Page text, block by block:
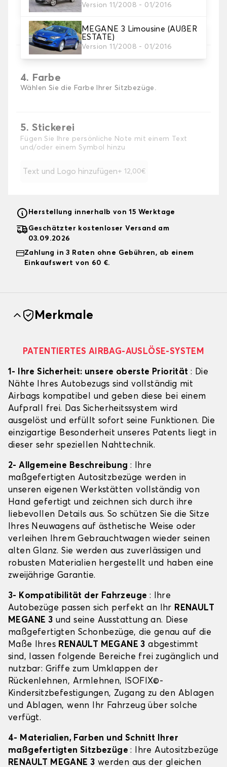
Version 11/2008 - 01/2016
MEGANE 3 Limousine (AUßER
ESTATE)
Version 11/2008 - 01/2016
3. Material
Wählen Sie das Material für Ihre Bezüge.
4. Farbe
Wählen Sie die Farbe Ihrer Sitzbezüge.
5. Stickerei
Fügen Sie Ihre persönliche Note mit einem Text
und/oder einem Symbol hinzu
Text und Logo hinzufügen + 12,00€
Herstellung innerhalb von 15 Werktage
Geschätzter kostenloser Versand am
03.09.2026
Zahlung in 3 Raten ohne Gebühren, ab einem
Einkaufswert von 60 €.
Merkmale
PATENTIERTES AIRBAG-AUSLÖSE-SYSTEM
1- Ihre Sicherheit: unsere oberste Priorität : Die
Nähte Ihres Autobezugs sind vollständig mit
Airbags kompatibel und geben diese bei einem
Aufprall frei. Das Sicherheitssystem wird
ausgelöst und erfüllt sofort seine Funktionen. Die
einzigartige Besonderheit unseres Patents liegt in
dieser sehr speziellen Nahttechnik.
2- Allgemeine Beschreibung : Ihre
maßgefertigten Autositzbezüge werden in
unseren eigenen Werkstätten vollständig von
Hand gefertigt und zeichnen sich durch ihre
liebevollen Details aus. So schützen Sie die Sitze
Ihres Neuwagens auf ästhetische Weise oder
verleihen Ihrem Gebrauchtwagen wieder seinen
alten Glanz. Sie werden aus zuverlässigen und
robusten Materialien hergestellt und haben eine
zweijährige Garantie.
3- Kompatibilität der Fahrzeuge : Ihre
Autobezüge passen sich perfekt an Ihr RENAULT
MEGANE 3 und seine Ausstattung an. Diese
maßgefertigten Schonbezüge, die genau auf die
Maße Ihres RENAULT MEGANE 3 abgestimmt
sind, lassen folgende Bereiche frei zugänglich und
nutzbar: Griffe zum Umklappen der
Rückenlehnen, Armlehnen, ISOFIX©-
Kindersitzbefestigungen, Zugang zu den Ablagen
und Ablagen, wenn Ihr Fahrzeug über solche
verfügt.
4- Materialien, Farben und Schnitt Ihrer
maßgefertigten Sitzbezüge: Ihre Autositzbezüge
RENAULT MEGANE 3 werden aus der gleichen